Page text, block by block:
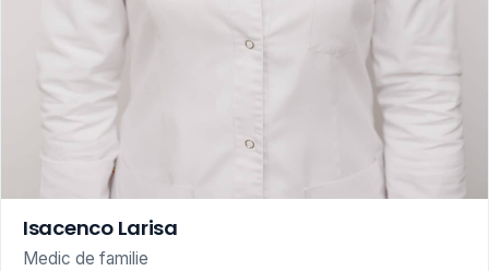
Isacenco Larisa
Medic de familie